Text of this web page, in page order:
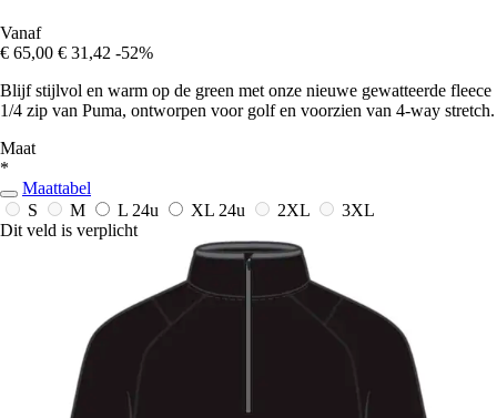
Vanaf
€ 65,00 € 31,42 -52%
Blijf stijlvol en warm op de green met onze nieuwe gewatteerde fleece
1/4 zip van Puma, ontworpen voor golf en voorzien van 4-way stretch.
Maat
*
Maattabel
S
M L 24u XL 24u 2XL
3XL
Dit veld is verplicht